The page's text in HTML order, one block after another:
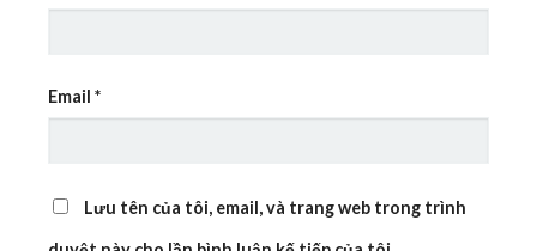
Email *
Lưu tên của tôi, email, và trang web trong trình